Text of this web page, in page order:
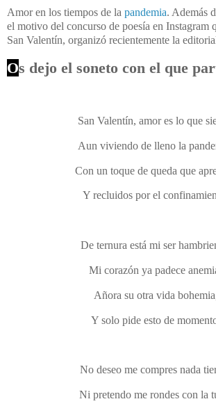
Amor en los tiempos de la pandemia. Además
el motivo del concurso de poesía en Instagram
San Valentín, organizó recientemente la
Os dejo el soneto con el que
San Valentín, amor es lo que
Aun viviendo de lleno la
Con un toque de queda que
Y recluidos por el
De ternura está mi ser
Mi corazón ya padece
Añora su otra vida
Y solo pide esto de
No deseo me compres nada
Ni pretendo me rondes con la